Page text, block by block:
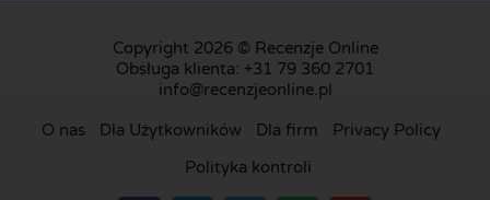
Copyright 2026 © Recenzje Online
Obsługa klienta: +31 79 360 2701
info@recenzjeonline.pl
O nas Dla Użytkowników Dla firm
Privacy Policy
Polityka kontroli